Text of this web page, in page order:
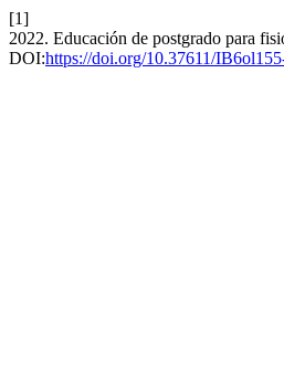
[1]
2022. Educación de postgrado para
DOI:https://doi.org/10.37611/